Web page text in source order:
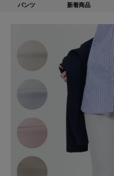
パンツ 新着商品